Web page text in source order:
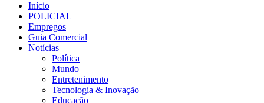
Início
POLICIAL
Empregos
Guia Comercial
Notícias
Política
Mundo
Entretenimento
Tecnologia & Inovação
Educação